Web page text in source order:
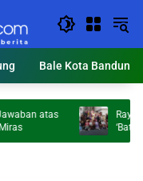
Bale Kota Bandung
atas
Rayakan Hari
‘Batik Walk’
2026